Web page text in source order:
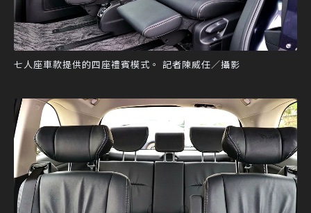
七人座車款提供的四座禮賓模式。 記者陳威任／攝影